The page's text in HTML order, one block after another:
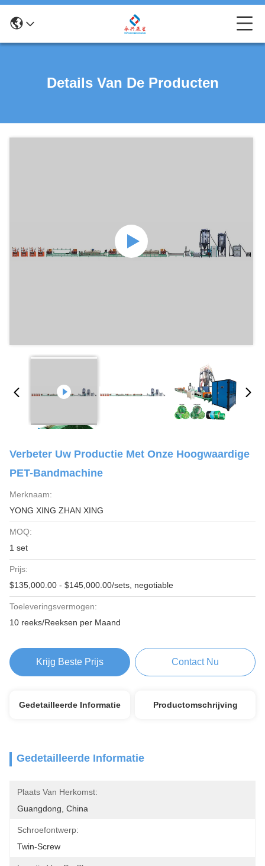
Details Van De Producten
Verbeter Uw Productie Met Onze Hoogwaardige
PET-Bandmachine
Merknaam:
YONG XING ZHAN XING
MOQ:
1 set
Prijs:
$135,000.00 - $145,000.00/sets, negotiable
Toeleveringsvermogen:
10 reeks/Reeksen per Maand
Krijg Beste Prijs Contact Nu
Gedetailleerde Informatie Productomschrijving
Gedetailleerde Informatie
Plaats Van Herkomst:
Guangdong, China
Schroefontwerp:
Twin-Screw